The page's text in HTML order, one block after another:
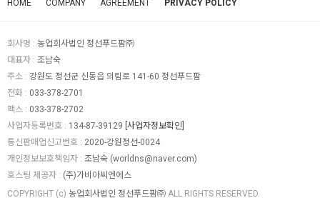
HOME COMPANY AGREEMENT PRIVACY POLICY
회사명 : 농업회사법인 정선푸드팜㈜
대표자 : 조남숙
주소 : 강원도 정선군 신동읍 의림로 141-60 정선푸드팜
전화 : 033-378-2701
팩스 : 033-378-2702
사업자등록번호 : 134-87-39129 [사업자정보확인]
통신판매업신고번호 : 2020-강원정선-0024
개인정보보호책임자 : 조남숙 (worldns@naver.com)
호스팅 제공자 : (주)가비아씨엔에스
COPYRIGHT (c) 농업회사법인 정선푸드팜㈜ ALL RIGHTS RESERVED.